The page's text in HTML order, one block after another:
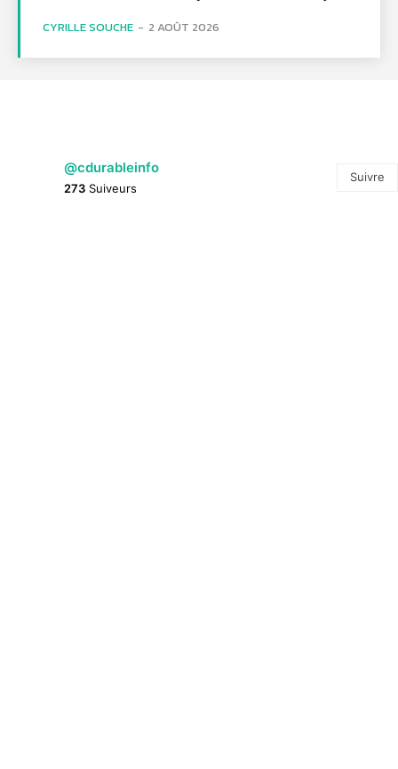
CYRILLE SOUCHE - 2 AOÛT 2026
@cdurableinfo
273 Suiveurs
Suivre